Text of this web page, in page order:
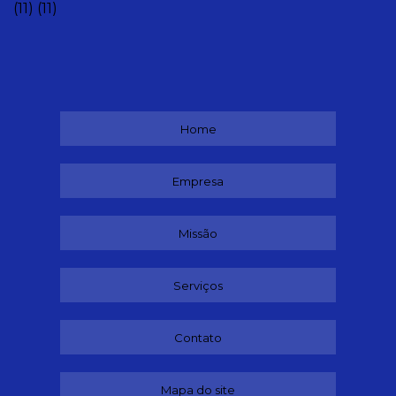
(11) (11)
Home
Empresa
Missão
Serviços
Contato
Mapa do site